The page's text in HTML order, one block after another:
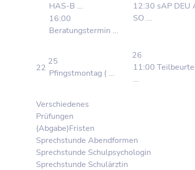
HAS-B ...
16:00
Beratungstermin ...
12:30 sAP DEU
SO ...
22
25
Pfingstmontag ( ...
26
11:00
...
Verschiedenes
Prüfungen
(Abgabe)Fristen
Sprechstunde Abendformen
Sprechstunde Schulpsychologin
Sprechstunde Schulärztin